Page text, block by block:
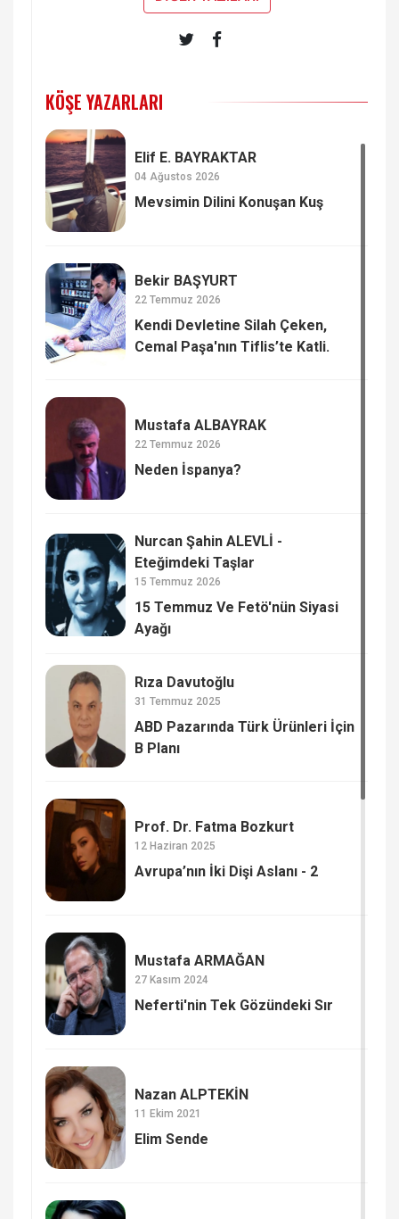
KÖŞE YAZARLARI
Elif E. BAYRAKTAR
04 Ağustos 2026
Mevsimin Dilini Konuşan Kuş
Bekir BAŞYURT
22 Temmuz 2026
Kendi Devletine Silah Çeken,
Cemal Paşa'nın Tiflis’te Katli.
Mustafa ALBAYRAK
22 Temmuz 2026
Neden İspanya?
Nurcan Şahin ALEVLİ -
Eteğimdeki Taşlar
15 Temmuz 2026
15 Temmuz Ve Fetö'nün Siyasi
Ayağı
Rıza Davutoğlu
31 Temmuz 2025
ABD Pazarında Türk Ürünleri İçin
B Planı
Prof. Dr. Fatma Bozkurt
12 Haziran 2025
Avrupa’nın İki Dişi Aslanı - 2
Mustafa ARMAĞAN
27 Kasım 2024
Neferti'nin Tek Gözündeki Sır
Nazan ALPTEKİN
11 Ekim 2021
Elim Sende